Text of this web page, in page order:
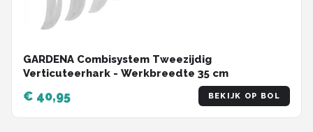
GARDENA Combisystem Tweezijdig
Verticuteerhark - Werkbreedte 35 cm
€ 40,95 BEKIJK OP BOL